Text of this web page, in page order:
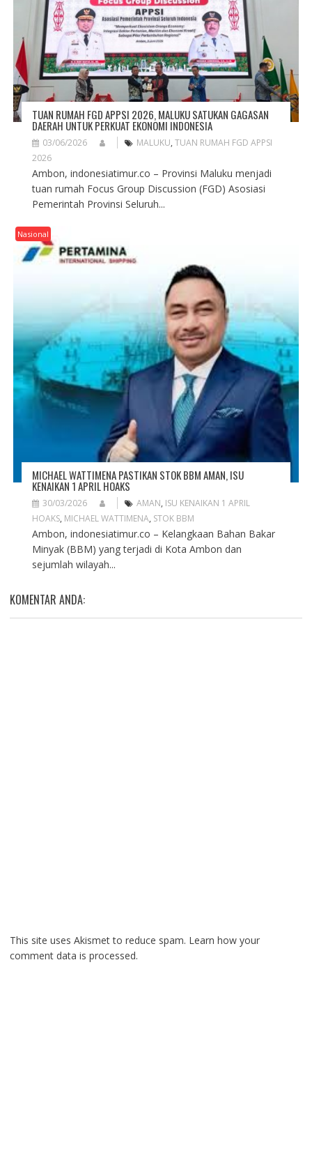
TUAN RUMAH FGD APPSI 2026, MALUKU SATUKAN GAGASAN
DAERAH UNTUK PERKUAT EKONOMI INDONESIA
03/06/2026 MALUKU, TUAN RUMAH FGD APPSI
2026
Ambon, indonesiatimur.co – Provinsi Maluku menjadi
tuan rumah Focus Group Discussion (FGD) Asosiasi
Pemerintah Provinsi Seluruh...
Nasional
MICHAEL WATTIMENA PASTIKAN STOK BBM AMAN, ISU
KENAIKAN 1 APRIL HOAKS
30/03/2026 AMAN, ISU KENAIKAN 1 APRIL
HOAKS, MICHAEL WATTIMENA, STOK BBM
Ambon, indonesiatimur.co – Kelangkaan Bahan Bakar
Minyak (BBM) yang terjadi di Kota Ambon dan
sejumlah wilayah...
KOMENTAR ANDA:
This site uses Akismet to reduce spam. Learn how your
comment data is processed.